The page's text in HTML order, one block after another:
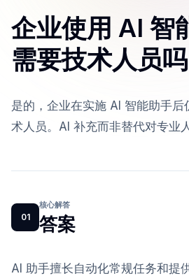
企业使用 AI 智
需要技术人员吗
是的，企业在实施 AI 智能助手后
术人员。AI 补充而非替代对专业
01
核心解答
答案
AI 助手擅长自动化常规任务和提